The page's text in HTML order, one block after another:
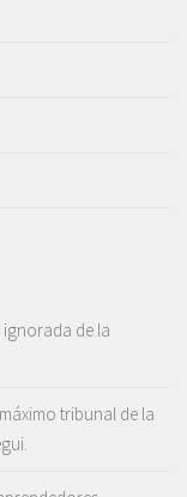
ignorada de la
tribunal de la